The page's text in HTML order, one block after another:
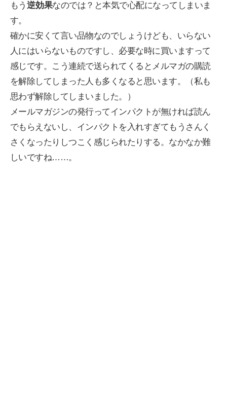
もう 逆効果なのでは？と本気で心配になってしまいま
す。
確かに安くて言い品物なのでしょうけども、いらない
人にはいらないものですし、必要な時に買いますって
感じです。こう連続で送られてくるとメルマガの購読
を解除してしまった人も多くなると思います。（私も
思わず解除してしまいました。）
メールマガジンの発行ってインパクトが無ければ読ん
でもらえないし、インパクトを入れすぎてもうさんく
さくなったりしつこく感じられたりする。なかなか難
しいですね……。